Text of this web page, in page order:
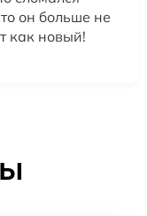
он больше не
как новый!